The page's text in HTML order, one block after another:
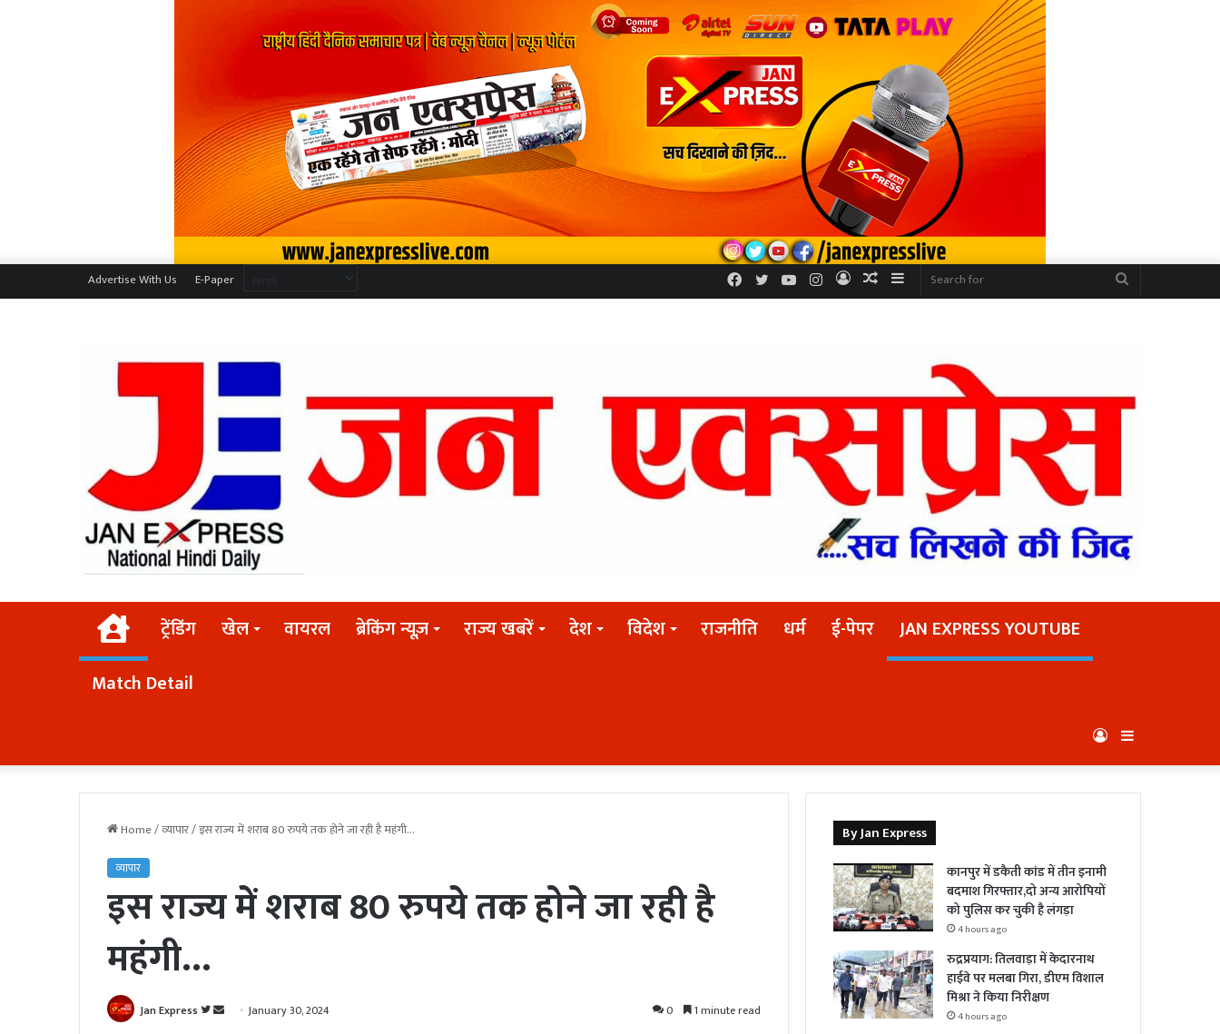
Advertise With Us E-Paper Sidebar
Random
Log
Instagram
YouTube
Twitter
Facebook
Homeट्रेंडिंग खेल वायरल ब्रेकिंग न्यूज़ राज्य खबरें देश विदेश राजनीति धर्म ई-पेपर
JAN EXPRESS YOUTUBE
Match Detail
Log
In
Home/व्यापार/इस राज्य में शराब 80 रुपये तक होने जा रही है महंगी…
व्यापार
इस राज्य में शराब 80 रुपये तक होने जा रही है
महंगी…
Jan Express
F
January 30, 2024 0 1 minute read
By Jan Express
कानपुर में डकैती कांड में तीन इनामी
बदमाश गिरफ्तार,दो अन्य आरोपियों
को पुलिस कर चुकी है लंगड़ा
4 hours ago
रुद्रप्रयाग: तिलवाड़ा में केदारनाथ
हाईवे पर मलबा गिरा, डीएम विशाल
मिश्रा ने किया निरीक्षण
4 hours ago